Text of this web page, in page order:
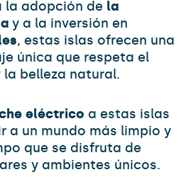
la adopción de la
y a la inversión en
, estas islas ofrecen una
única que respeta el
belleza natural.
eléctrico a estas islas
a un mundo más limpio y
que se disfruta de
y ambientes únicos.